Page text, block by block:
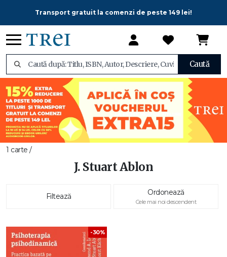
Transport gratuit la comenzi de peste 149 lei!
Caută
1 carte /
J. Stuart Ablon
Filtează Ordonează
Cele mai noi descendent
-30%